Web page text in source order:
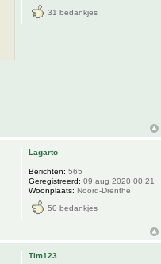
31 bedankjes
Lagarto
Berichten: 565
Geregistreerd: 09 aug 2020 00:21
Woonplaats: Noord-Drenthe
50 bedankjes
Tim123